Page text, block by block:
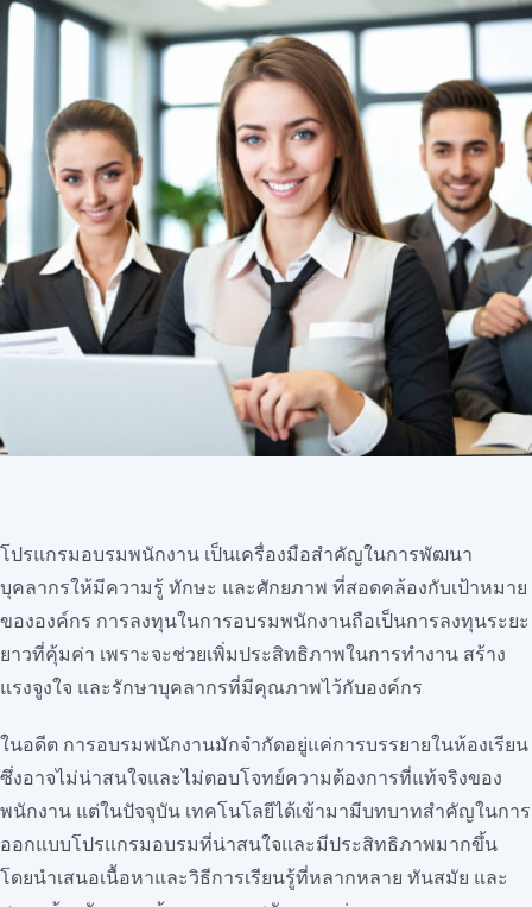
คู่มือ
ดาวน์โหลด
สมัครใช้บริการ
โปรแกรมอบรมพนักงาน เป็นเครื่องมือสำคัญในการพัฒนา
บุคลากรให้มีความรู้ ทักษะ และศักยภาพ ที่สอดคล้องกับเป้าหมาย
ขององค์กร การลงทุนในการอบรมพนักงานถือเป็นการลงทุนระยะ
ยาวที่คุ้มค่า เพราะจะช่วยเพิ่มประสิทธิภาพในการทำงาน สร้าง
แรงจูงใจ และรักษาบุคลากรที่มีคุณภาพไว้กับองค์กร
ในอดีต การอบรมพนักงานมักจำกัดอยู่แค่การบรรยายในห้องเรียน
ซึ่งอาจไม่น่าสนใจและไม่ตอบโจทย์ความต้องการที่แท้จริงของ
พนักงาน แต่ในปัจจุบัน เทคโนโลยีได้เข้ามามีบทบาทสำคัญในการ
ออกแบบโปรแกรมอบรมที่น่าสนใจและมีประสิทธิภาพมากขึ้น
โดยนำเสนอเนื้อหาและวิธีการเรียนรู้ที่หลากหลาย ทันสมัย และ